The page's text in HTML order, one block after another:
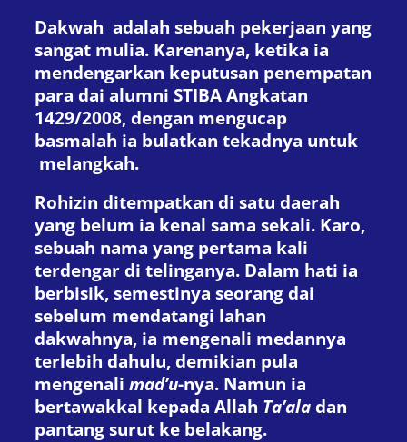
Dakwah adalah sebuah pekerjaan yang
sangat mulia. Karenanya, ketika ia
mendengarkan keputusan penempatan
para dai alumni STIBA Angkatan
1429/2008, dengan mengucap
basmalah ia bulatkan tekadnya untuk
melangkah.
Rohizin ditempatkan di satu daerah
yang belum ia kenal sama sekali. Karo,
sebuah nama yang pertama kali
terdengar di telinganya. Dalam hati ia
berbisik, semestinya seorang dai
sebelum mendatangi lahan
dakwahnya, ia mengenali medannya
terlebih dahulu, demikian pula
mengenali mad’u-nya. Namun ia
bertawakkal kepada Allah Ta’ala dan
pantang surut ke belakang.